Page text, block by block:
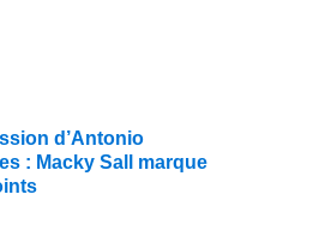
d’Antonio
: Macky Sall marque